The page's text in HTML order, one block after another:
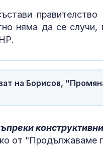
няма да се
на Борисов,
от "Продължаваме
енергиен шок